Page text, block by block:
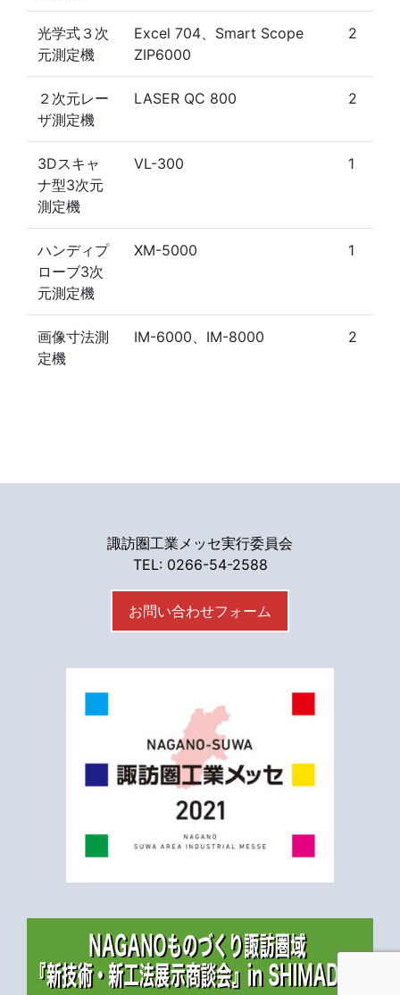
光学式３次
元測定機
Excel 704、Smart Scope
ZIP6000
2
２次元レー
ザ測定機
LASER QC 800 2
3Dスキャ
ナ型3次元
測定機
VL-300 1
ハンディプ
ローブ3次
元測定機
XM-5000 1
画像寸法測
定機
IM-6000、IM-8000 2
諏訪圏工業メッセ実行委員会
TEL: 0266-54-2588
お問い合わせフォーム